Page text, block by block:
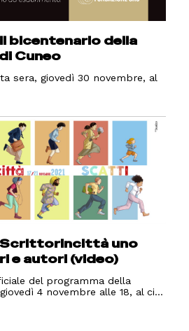
bicentenario della
Cuneo
sera, giovedì 30 novembre, al
Scrittorincittà uno
e autori (video)
del programma della
4 novembre alle 18, al ci...